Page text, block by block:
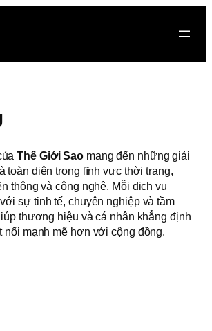
Thế Giới Sao mang đến những giải
toàn diện trong lĩnh vực thời trang,
thông và công nghệ. Mỗi dịch vụ
sự tinh tế, chuyên nghiệp và tầm
thương hiệu và cá nhân khẳng định
nối mạnh mẽ hơn với cộng đồng.